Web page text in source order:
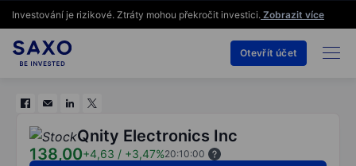
Investování je rizikové. Ztráty mohou překročit investici. Zobrazit více
Otevřít účet
Qnity Electronics Inc
138,00+4,63 / +3,47%20:10:00